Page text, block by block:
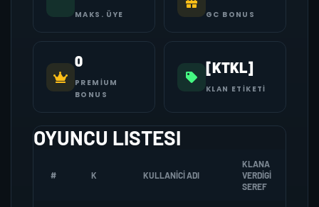
MAKS. ÜYE GC BONUS
0
PREMIUM
BONUS
[KTKL]
KLAN ETIKETI
OYUNCU LISTESI
# K KULLANICI ADI
KLANA
VERDIGI
SEREF